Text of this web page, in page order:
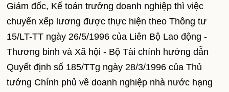
Giám đốc, Kế toán trưởng doanh nghiệp thì việc
chuyển xếp lương được thực hiện theo Thông tư
15/LT-TT ngày 26/5/1996 của Liên Bộ Lao động -
Thương binh và Xã hội - Bộ Tài chính hướng dẫn
Quyết định số 185/TTg ngày 28/3/1996 của Thủ
tướng Chính phủ về doanh nghiệp nhà nước hạng